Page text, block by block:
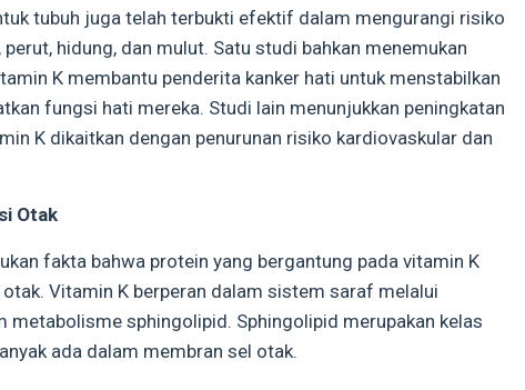
tubuh juga telah terbukti efektif dalam mengurangi risiko
hidung, dan mulut. Satu studi bahkan menemukan
K membantu penderita kanker hati untuk menstabilkan
fungsi hati mereka. Studi lain menunjukkan peningkatan
K dikaitkan dengan penurunan risiko kardiovaskular dan
Otak
fakta bahwa protein yang bergantung pada vitamin K
Vitamin K berperan dalam sistem saraf melalui
metabolisme sphingolipid. Sphingolipid merupakan kelas
ada dalam membran sel otak.